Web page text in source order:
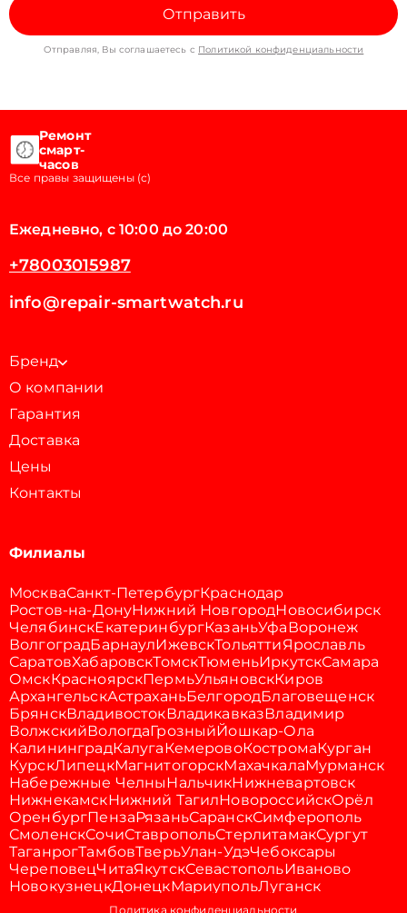
Отправить
Отправляя, Вы соглашаетесь с Политикой конфиденциальности
Ремонт
смарт-
часов
Все правы защищены (с)
Ежедневно, с 10:00 до 20:00
+78003015987
info@repair-smartwatch.ru
Бренд
О компании
Гарантия
Доставка
Цены
Контакты
Филиалы
МоскваСанкт-ПетербургКраснодар
Ростов-на-ДонуНижний НовгородНовосибирск
ЧелябинскЕкатеринбургКазаньУфаВоронеж
ВолгоградБарнаулИжевскТольяттиЯрославль
СаратовХабаровскТомскТюменьИркутскСамара
ОмскКрасноярскПермьУльяновскКиров
АрхангельскАстраханьБелгородБлаговещенск
БрянскВладивостокВладикавказВладимир
ВолжскийВологдаГрозныйЙошкар-Ола
КалининградКалугаКемеровоКостромаКурган
КурскЛипецкМагнитогорскМахачкалаМурманск
Набережные ЧелныНальчикНижневартовск
НижнекамскНижний ТагилНовороссийскОрёл
ОренбургПензаРязаньСаранскСимферополь
СмоленскСочиСтавропольСтерлитамакСургут
ТаганрогТамбовТверьУлан-УдэЧебоксары
ЧереповецЧитаЯкутскСевастопольИваново
НовокузнецкДонецкМариупольЛуганск
Политика конфиденциальности